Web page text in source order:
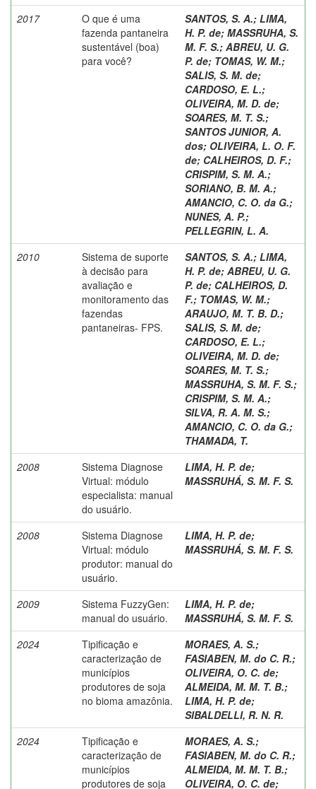
2017
O que é uma
fazenda pantaneira
sustentável (boa)
para você?
SANTOS, S. A.; LIMA,
H. P. de; MASSRUHA, S.
M. F. S.; ABREU, U. G.
P. de; TOMAS, W. M.;
SALIS, S. M. de;
CARDOSO, E. L.;
OLIVEIRA, M. D. de;
SOARES, M. T. S.;
SANTOS JUNIOR, A.
dos; OLIVEIRA, L. O. F.
de; CALHEIROS, D. F.;
CRISPIM, S. M. A.;
SORIANO, B. M. A.;
AMANCIO, C. O. da G.;
NUNES, A. P.;
PELLEGRIN, L. A.
2010
Sistema de suporte
à decisão para
avaliação e
monitoramento das
fazendas
pantaneiras- FPS.
SANTOS, S. A.; LIMA,
H. P. de; ABREU, U. G.
P. de; CALHEIROS, D.
F.; TOMAS, W. M.;
ARAUJO, M. T. B. D.;
SALIS, S. M. de;
CARDOSO, E. L.;
OLIVEIRA, M. D. de;
SOARES, M. T. S.;
MASSRUHA, S. M. F. S.;
CRISPIM, S. M. A.;
SILVA, R. A. M. S.;
AMANCIO, C. O. da G.;
THAMADA, T.
2008
Sistema Diagnose
Virtual: módulo
especialista: manual
do usuário.
LIMA, H. P. de;
MASSRUHÁ, S. M. F. S.
2008
Sistema Diagnose
Virtual: módulo
produtor: manual do
usuário.
LIMA, H. P. de;
MASSRUHÁ, S. M. F. S.
2009
Sistema FuzzyGen:
manual do usuário.
LIMA, H. P. de;
MASSRUHÁ, S. M. F. S.
2024
Tipificação e
caracterização de
municípios
produtores de soja
no bioma amazônia.
MORAES, A. S.;
FASIABEN, M. do C. R.;
OLIVEIRA, O. C. de;
ALMEIDA, M. M. T. B.;
LIMA, H. P. de;
SIBALDELLI, R. N. R.
2024
Tipificação e
caracterização de
municípios
produtores de soja
MORAES, A. S.;
FASIABEN, M. do C. R.;
ALMEIDA, M. M. T. B.;
OLIVEIRA, O. C. de;